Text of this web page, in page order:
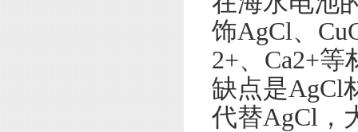
饰AgCl、
2+、Ca2+
缺点是AgCl
代替AgCl，